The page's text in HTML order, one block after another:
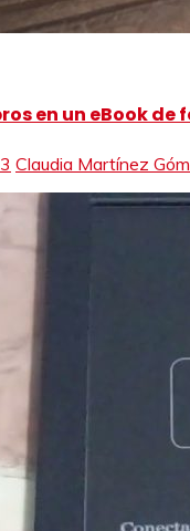
en un eBook
Claudia Martínez